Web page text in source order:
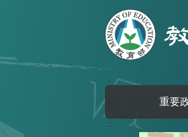
重要
:::